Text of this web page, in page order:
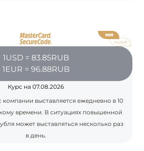
MALDIVES: МАНТЫ, КИТОВЫЕ
ОТ ОТЕЛЯ
1USD = 83.85RUB
1EUR = 96.88RUB
Курс на 07.08.2026
компании выставляется ежедневно в 10
времени. В ситуациях повышенной
может выставляться несколько раз
в день.